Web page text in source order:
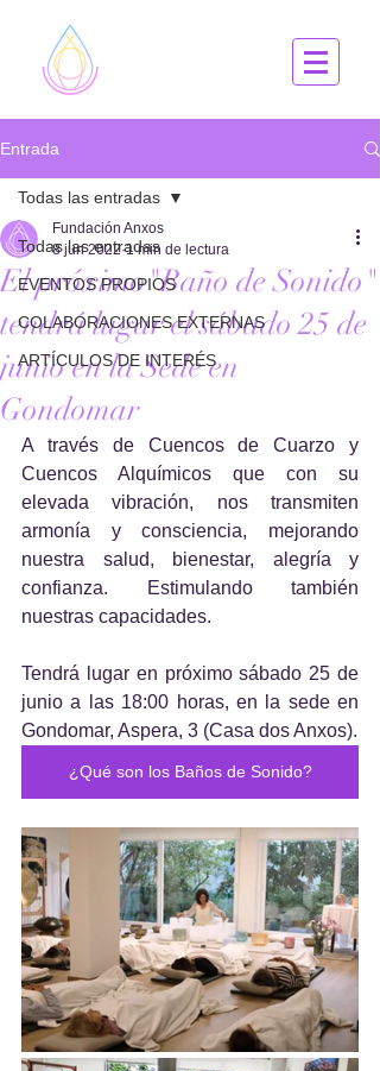
Entrada
Todas las entradas
EVENTOS PROPIOS
COLABORACIONES EXTERNAS
ARTÍCULOS DE INTERÉS
Todas las entradas
El próximo"Baño de Sonido"
tendrá lugar el sábado 25 de
junio en la Sede en
Gondomar
Fundación Anxos
8 jun 2022 1 min de lectura
A través de Cuencos de Cuarzo y
Cuencos Alquímicos que con su
elevada vibración, nos transmiten
armonía y consciencia, mejorando
nuestra salud, bienestar, alegría y
confianza. Estimulando también
nuestras capacidades.
Tendrá lugar en próximo sábado 25 de
junio a las 18:00 horas, en la sede en
Gondomar, Aspera, 3 (Casa dos Anxos).
¿Qué son los Baños de Sonido?